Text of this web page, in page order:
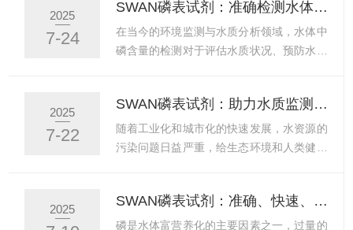
第一点（中性缓冲液）：选择pH6.86或
pH7.00的标准缓冲液（如混合磷酸盐溶
液），将电极浸入后搅拌，待读数稳定后调
液性质选择：酸性溶液（pH碱性溶液
（pH7）：使用pH9.18的硼砂溶液。浸入后
搅拌，调节斜率旋钮使显示值与标准值匹
2025
7-24
SWAN磷表试剂：准确检测水体磷含量的高效解决方案
在当今的环境监测与水质分析领域，水体中
磷含量的检测对于评估水质状况、预防水体
精准的检测能力，成为这一领域的明星产
品。检测原理采用光电比色法作为测量原
理。这种方法利用物质对特定波长光的吸收
成一种有色化合物。这种化合物的颜色深浅
与水样中磷酸盐的浓度成正比。SWAN磷表
2025
7-22
SWAN磷表试剂：助力水质监测与环境保护的仪器
随着工业化和城市化的快速发展，水资源的
污染问题日益严重，给生态环境和人类健康
磷表试剂作为一种高效的水质监测工具，以
其性能和优势，为水质监测与环境保护提供
2025
SWAN磷表试剂：准确、快速、安全的磷含量检测选择
磷是水体富营养化的主要因素之一，过量的